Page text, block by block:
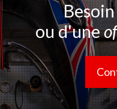
ou d'une